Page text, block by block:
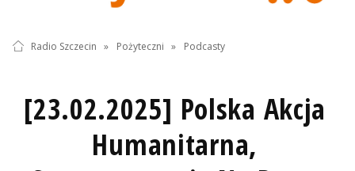
Radio Szczecin » Pożyteczni » Podcasty
[23.02.2025] Polska Akcja
Humanitarna,